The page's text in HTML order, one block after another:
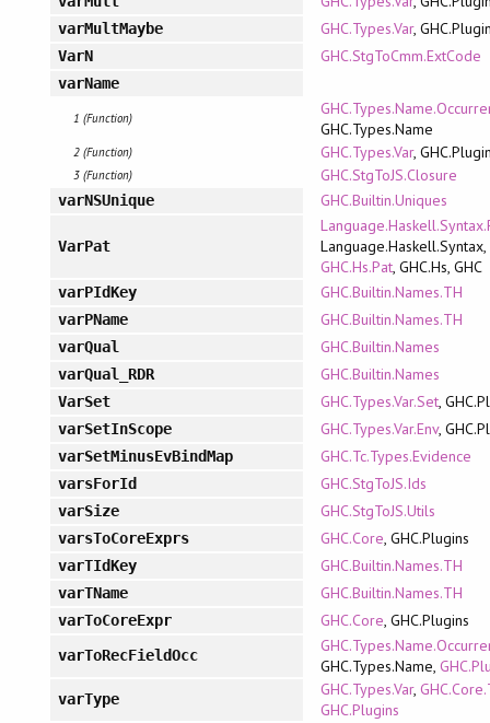
varMultMaybe GHC.Types.Var,
VarN GHC.StgToCmm.ExtCode
varName
1 (Function)
GHC.Types.Name
2 (Function) GHC.Types.Var,
3 (Function) GHC.StgToJS.Closure
varNSUnique GHC.Builtin.Uniques
VarPat
Language.Haskell.Syntax,
GHC.Hs.Pat, GHC.Hs, GHC
varPIdKey GHC.Builtin.Names.TH
varPName GHC.Builtin.Names.TH
varQual GHC.Builtin.Names
varQual_RDR GHC.Builtin.Names
VarSet GHC.Types.Var.Set,
varSetInScope GHC.Types.Var.Env,
varSetMinusEvBindMap GHC.Tc.Types.Evidence
varsForId GHC.StgToJS.Ids
varSize GHC.StgToJS.Utils
varsToCoreExprs GHC.Core, GHC.Plugins
varTIdKey GHC.Builtin.Names.TH
varTName GHC.Builtin.Names.TH
varToCoreExpr GHC.Core, GHC.Plugins
varToRecFieldOcc
GHC.Types.Name,
varType GHC.Types.Var,
GHC.Plugins